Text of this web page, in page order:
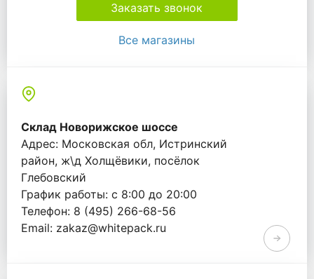
Заказать звонок
Все магазины
Склад Новорижское шоссе
Адрес: Московская обл, Истринский
район, ж\д Холщёвики, посёлок
Глебовский
График работы: с 8:00 до 20:00
Телефон: 8 (495) 266-68-56
Email: zakaz@whitepack.ru